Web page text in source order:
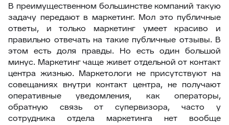
В преимущественном большинстве компаний такую
задачу передают в маркетинг. Мол это публичные
ответы, и только маркетинг умеет красиво и
правильно отвечать на такие публичные отзывы. В
этом есть доля правды. Но есть один большой
минус. Маркетинг чаще живет отдельной от контакт
центра жизнью. Маркетологи не присутствуют на
совещаниях внутри контакт центра, не получают
оперативные уведомления, как операторы,
обратную связь от супервизора, часто у
сотрудника отдела маркетинга нет вообще